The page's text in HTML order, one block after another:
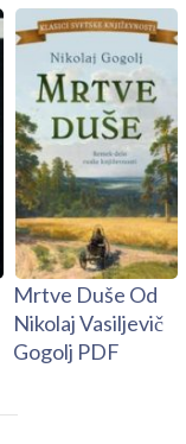
Mrtve Duše Od
Nikolaj Vasiljevič
Gogolj PDF